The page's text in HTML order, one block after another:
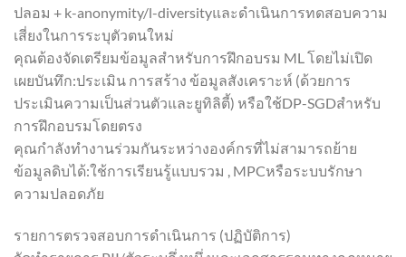
ปลอม + k-anonymity/l-diversityและดำเนินการทดสอบความ
เสี่ยงในการระบุตัวตนใหม่
คุณต้องจัดเตรียมข้อมูลสำหรับการฝึกอบรม ML โดยไม่เปิด
เผยบันทึก:ประเมิน การสร้าง ข้อมูลสังเคราะห์ (ด้วยการ
ประเมินความเป็นส่วนตัวและยูทิลิตี้) หรือใช้DP-SGDสำหรับ
การฝึกอบรมโดยตรง
คุณกำลังทำงานร่วมกันระหว่างองค์กรที่ไม่สามารถย้าย
ข้อมูลดิบได้:ใช้การเรียนรู้แบบรวม , MPCหรือระบบรักษา
ความปลอดภัย
รายการตรวจสอบการดำเนินการ (ปฏิบัติการ)